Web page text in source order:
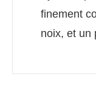
finement
noix, et un